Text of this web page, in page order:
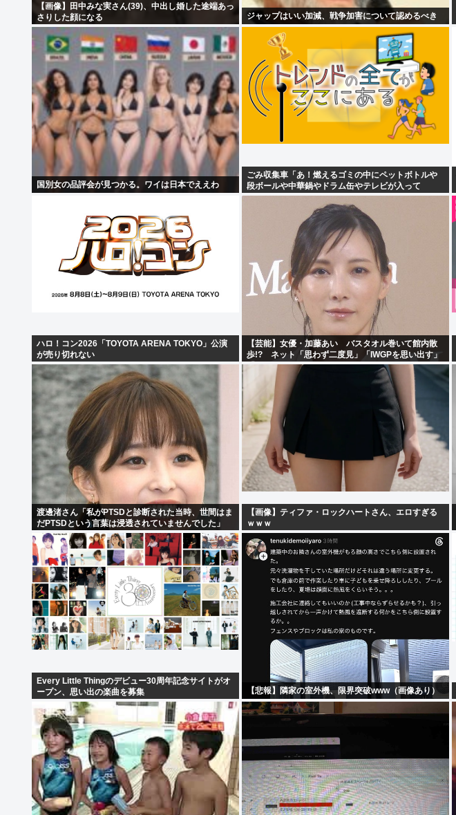
【画像】田中みな実さん(39)、中出し婚した途端あっ
さりした顔になる
ジャップはいい加減、戦争加害について認めるべき
国別女の品評会が見つかる。ワイは日本でええわ
ごみ収集車「あ！燃えるゴミの中にペットボトルや
段ボールや中華鍋やドラム缶やテレビが入って
る！」
ハロ！コン2026「TOYOTA ARENA TOKYO」公演
が売り切れない
【芸能】女優・加藤あい バスタオル巻いて館内散
歩!? ネット「思わず二度見」「IWGPを思い出す」
「セクシーサンキュー」
渡邊渚さん「私がPTSDと診断された当時、世間はま
だPTSDという言葉は浸透されていませんでした」
【画像】ティファ・ロックハートさん、エロすぎる
ｗｗｗ
Every Little Thingのデビュー30周年記念サイトがオ
ープン、思い出の楽曲を募集
【悲報】隣家の室外機、限界突破www（画像あり）